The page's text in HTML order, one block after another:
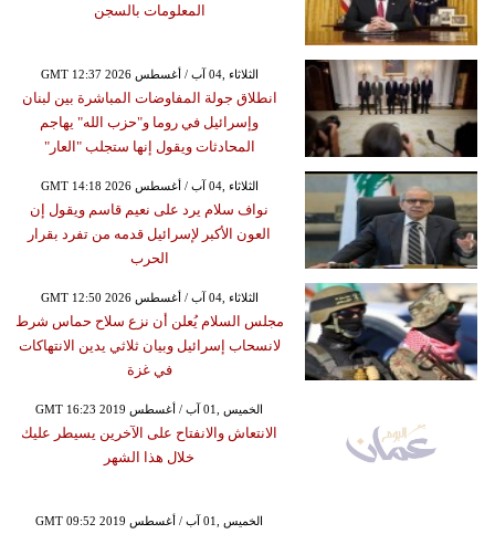
المعلومات بالسجن
GMT 12:37 2026 الثلاثاء ,04 آب / أغسطس
انطلاق جولة المفاوضات المباشرة بين لبنان
وإسرائيل في روما و"حزب الله" يهاجم
المحادثات ويقول إنها ستجلب "العار"
GMT 14:18 2026 الثلاثاء ,04 آب / أغسطس
نواف سلام يرد على نعيم قاسم ويقول إن
العون الأكبر لإسرائيل قدمه من تفرد بقرار
الحرب
GMT 12:50 2026 الثلاثاء ,04 آب / أغسطس
مجلس السلام يُعلن أن نزع سلاح حماس شرط
لانسحاب إسرائيل وبيان ثلاثي يدين الانتهاكات
في غزة
GMT 16:23 2019 الخميس ,01 آب / أغسطس
الانتعاش والانفتاح على الآخرين يسيطر عليك
خلال هذا الشهر
GMT 09:52 2019 الخميس ,01 آب / أغسطس